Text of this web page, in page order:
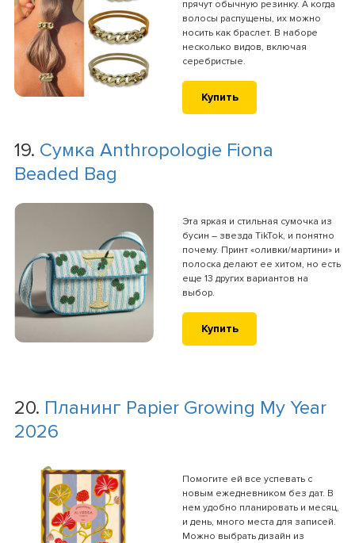
прячут обычную резинку. А когда
волосы распущены, их можно
носить как браслет. В наборе
несколько видов, включая
серебристые.
Купить
19. Сумка Anthropologie Fiona
Beaded Bag
Эта яркая и стильная сумочка из
бусин – звезда TikTok, и понятно
почему. Принт «оливки/мартини» и
полоска делают ее хитом, но есть
еще 13 других вариантов на
выбор.
Купить
20. Планинг Papier Growing My Year
2026
Помогите ей все успевать с
новым ежедневником без дат. В
нем удобно планировать и месяц,
и день, много места для записей.
Можно выбрать дизайн из